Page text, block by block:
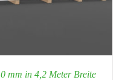
mm in 4,2 Meter Breite